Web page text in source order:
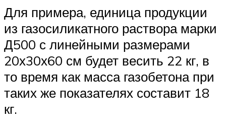
Для примера, единица продукции
из газосиликатного раствора марки
Д500 с линейными размерами
20х30х60 см будет весить 22 кг, в
то время как масса газобетона при
таких же показателях составит 18
кг.